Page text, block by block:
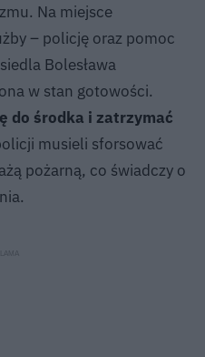
Na miejsce
– policję oraz pomoc
Bolesława
w stan gotowości.
do środka i zatrzymać
musieli sforsować
pożarną, co świadczy o